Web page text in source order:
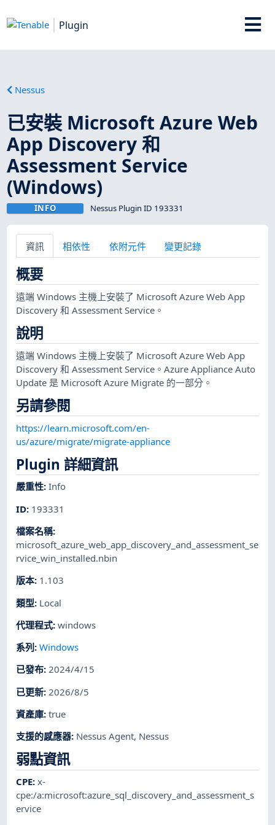
Plugin
Nessus
已安裝 Microsoft Azure Web
App Discovery 和
Assessment Service
(Windows)
INFO Nessus Plugin ID 193331
資訊 相依性 依附元件 變更記錄
概要
遠端 Windows 主機上安裝了 Microsoft Azure Web App
Discovery 和 Assessment Service。
說明
遠端 Windows 主機上安裝了 Microsoft Azure Web App
Discovery 和 Assessment Service。Azure Appliance Auto
Update 是 Microsoft Azure Migrate 的一部分。
另請參閱
https://learn.microsoft.com/en-
us/azure/migrate/migrate-appliance
Plugin 詳細資訊
嚴重性:Info
ID: 193331
檔案名稱:
microsoft_azure_web_app_discovery_and_assessment_se
rvice_win_installed.nbin
版本: 1.103
類型: Local
代理程式:windows
系列 :Windows
已發布:2024/4/15
已更新: 2026/8/5
資產庫:true
支援的感應器: Nessus Agent, Nessus
弱點資訊
CPE:x-
cpe:/a:microsoft:azure_sql_discovery_and_assessment_s
ervice